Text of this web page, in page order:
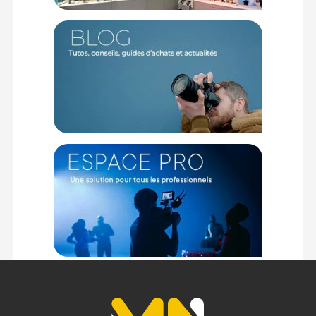
Reflets sublimés et rides atténuées
Ce filtre créé un halo doux et éclatant autour des sources
lumineuses, apportant une apparence scintillante à vos
images. Les rides et imperfections sont subtilement adoucies,
laissant une peau visiblement plus douce et harmonieuse.
Technologie avancée et contraste maîtrisé
légèrement affectées tout en préservant une netteté des
détails. Le faible contraste offre une transition douce dans
les zones d’ombre, évitant un effet destructif ou invasif.
Caractéristiques du Tiffen filtre Glimmerglass 1 72mm :
GENERAL
Modèle : filtre Glimmerglass 1 72mm